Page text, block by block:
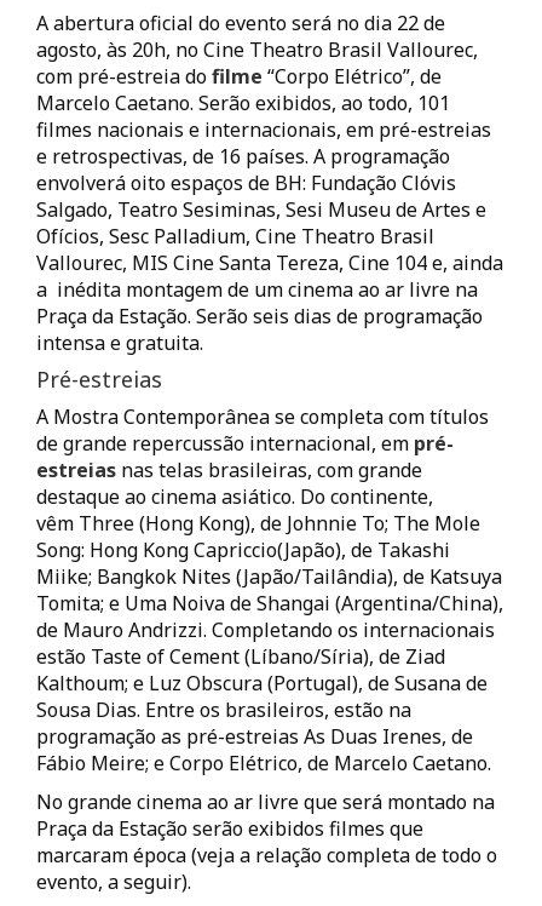
A abertura oficial do evento será no dia 22 de
agosto, às 20h, no Cine Theatro Brasil Vallourec,
com pré-estreia dofilme “Corpo Elétrico”, de
Marcelo Caetano. Serão exibidos, ao todo, 101
filmes nacionais e internacionais, em pré-estreias
e retrospectivas, de 16 países. A programação
envolverá oito espaços de BH: Fundação Clóvis
Salgado, Teatro Sesiminas, Sesi Museu de Artes e
Ofícios, Sesc Palladium, Cine Theatro Brasil
Vallourec, MIS Cine Santa Tereza, Cine 104 e, ainda
a inédita montagem de um cinema ao ar livre na
Praça da Estação. Serão seis dias de programação
intensa e gratuita.
Pré-estreias
A Mostra Contemporânea se completa com títulos
de grande repercussão internacional, em pré-
estreias nas telas brasileiras, com grande
destaque ao cinema asiático. Do continente,
vêm Three (Hong Kong), de Johnnie To; The Mole
Song: Hong Kong Capriccio(Japão), de Takashi
Miike; Bangkok Nites (Japão/Tailândia), de Katsuya
Tomita; e Uma Noiva de Shangai (Argentina/China),
de Mauro Andrizzi. Completando os internacionais
estão Taste of Cement (Líbano/Síria), de Ziad
Kalthoum; e Luz Obscura (Portugal), de Susana de
Sousa Dias. Entre os brasileiros, estão na
programação as pré-estreias As Duas Irenes, de
Fábio Meire; e Corpo Elétrico, de Marcelo Caetano.
No grande cinema ao ar livre que será montado na
Praça da Estação serão exibidos filmes que
marcaram época (veja a relação completa de todo o
evento, a seguir).